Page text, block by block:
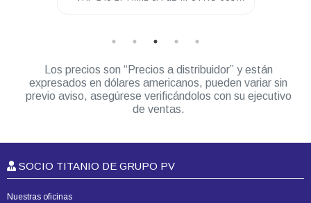
Los precios son “Precios a distribuidor” y están
expresados en dólares americanos, pueden variar sin
previo aviso, asegúrese verificándolos con su ejecutivo
de ventas.
SOCIO TITANIO DE GRUPO PV
Nuestras oficinas